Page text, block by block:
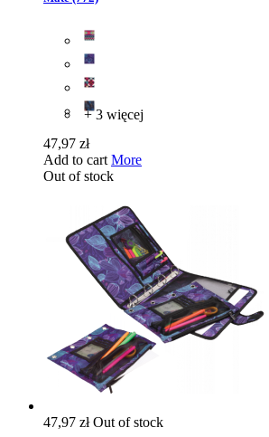
+ 3 więcej
47,97 zł
Add to cart More
Out of stock
47,97 złOut of stock